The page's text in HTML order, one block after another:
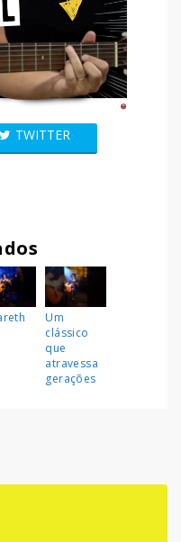
TWITTER
Um
clássico
que
atravessa
gerações